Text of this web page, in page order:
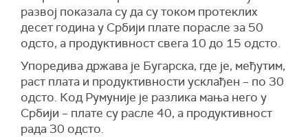
развој показала су да су током протеклих
десет година у Србији плате порасле за 50
одсто, а продуктивност свега 10 до 15 одсто.
Упоредива држава је Бугарска, где је, међутим,
раст плата и продуктивности усклађен – по 30
одсто. Код Румуније је разлика мања него у
Србији – плате су расле 40, а продуктивност
рада 30 одсто.